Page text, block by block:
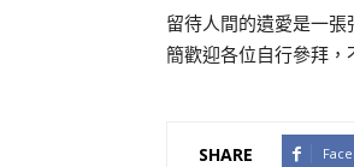
留待人間的遺愛是一
簡歡迎各位自行參拜，
SHARE